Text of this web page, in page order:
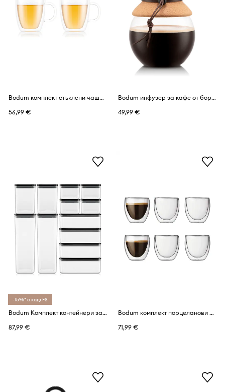
Bodum комплект стъклени чаши от боросиликатно стъкло 0,45 l
56,99 €
Bodum инфузер за кафе от боросиликатно стъкло 1 l
49,99 €
-15%* с код: FS
Bodum Комплект контейнери за храна от пластмаса 21,5 x 21,5 x 27,6 cm
87,99 €
Bodum комплект порцеланови чаша за еспресо от боросиликатно стъкло Pavina 0,08 l
71,99 €